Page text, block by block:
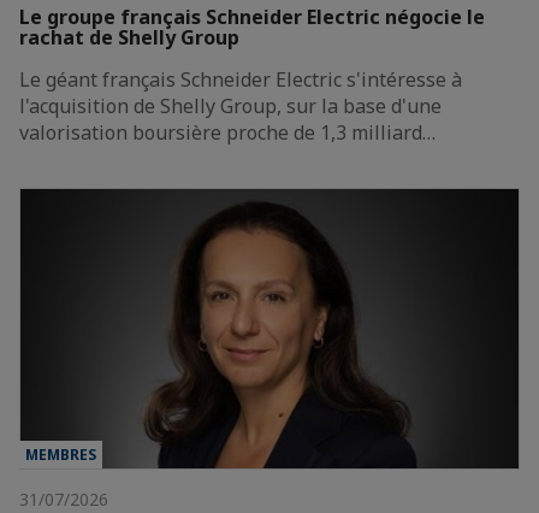
Le groupe français Schneider Electric négocie le
rachat de Shelly Group
Le géant français Schneider Electric s'intéresse à
l'acquisition de Shelly Group, sur la base d'une
valorisation boursière proche de 1,3 milliard…
MEMBRES
31/07/2026